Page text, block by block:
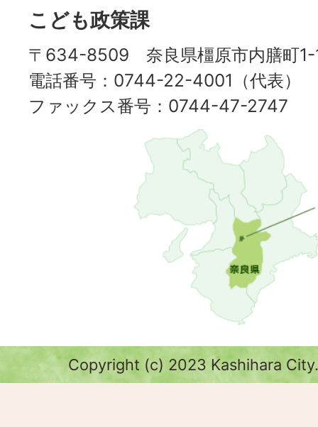
応
援
サ
イ
ト
こども政策課
〒634-8509 奈良県橿原市内膳町
電話番号：0744-22-4001（代表）
ファックス番号：0744-47-2747
Copyright (c) 2023 Kashihara